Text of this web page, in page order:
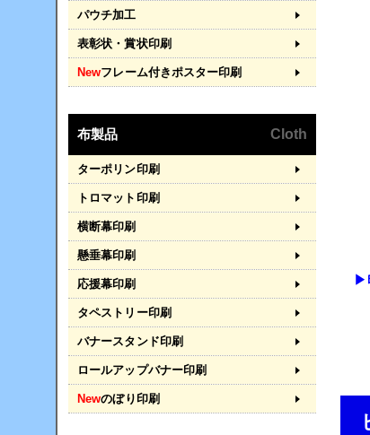
▶
パウチ加工
表彰状・賞状印刷
Newフレーム付きポスター印刷
布製品 Cloth
ターポリン印刷
トロマット印刷
横断幕印刷
懸垂幕印刷
応援幕印刷
タペストリー印刷
バナースタンド印刷
ロールアップバナー印刷
Newのぼり印刷